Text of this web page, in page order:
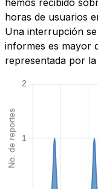
hemos recibido
horas de usuarios
Una interrupción
informes es mayor
representada por